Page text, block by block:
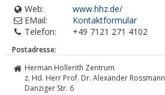
Web:
www.hhz.de/
EMail:
Kontaktformular
Telefon:
+49 7121 271 4102
Postadresse:
Herman Hollerith Zentrum
z. Hd. Herr Prof. Dr. Alexander Rossmann
Danziger Str. 6